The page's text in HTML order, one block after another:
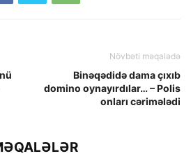
Növbəti məqalədə
Binəqədidə dama çıxıb
domino oynayırdılar… – Polis
onları cərimələdi